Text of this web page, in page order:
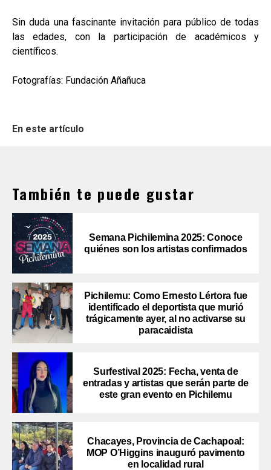
Sin duda una fascinante invitación para público de todas
las edades, con la participación de académicos y
científicos.
Fotografías: Fundación Añañuca
En este artículo
También te puede gustar
Semana Pichilemina 2025: Conoce
quiénes son los artistas confirmados
Pichilemu: Como Ernesto Lértora fue
identificado el deportista que murió
trágicamente ayer, al no activarse su
paracaidista
Surfestival 2025: Fecha, venta de
entradas y artistas que serán parte de
este gran evento en Pichilemu
Chacayes, Provincia de Cachapoal:
MOP O’Higgins inauguró pavimento
en localidad rural